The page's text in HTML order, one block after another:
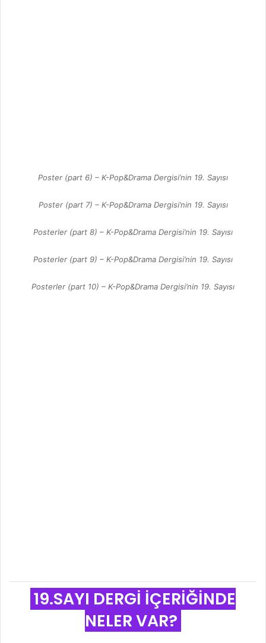
Poster (part 6) – K-Pop&Drama Dergisi’nin 19. Sayısı
Poster (part 7) – K-Pop&Drama Dergisi’nin 19. Sayısı
Posterler (part 8) – K-Pop&Drama Dergisi’nin 19. Sayısı
Posterler (part 9) – K-Pop&Drama Dergisi’nin 19. Sayısı
Posterler (part 10) – K-Pop&Drama Dergisi’nin 19. Sayısı
19.SAYI DERGİ İÇERİĞİNDE
NELER VAR?